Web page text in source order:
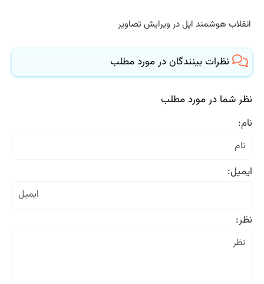
انقلاب هوشمند اپل در ویرایش تصاویر
نظرات بینندگان در مورد مطلب
نظر شما در مورد مطلب
نام:
ایمیل:
نظر: